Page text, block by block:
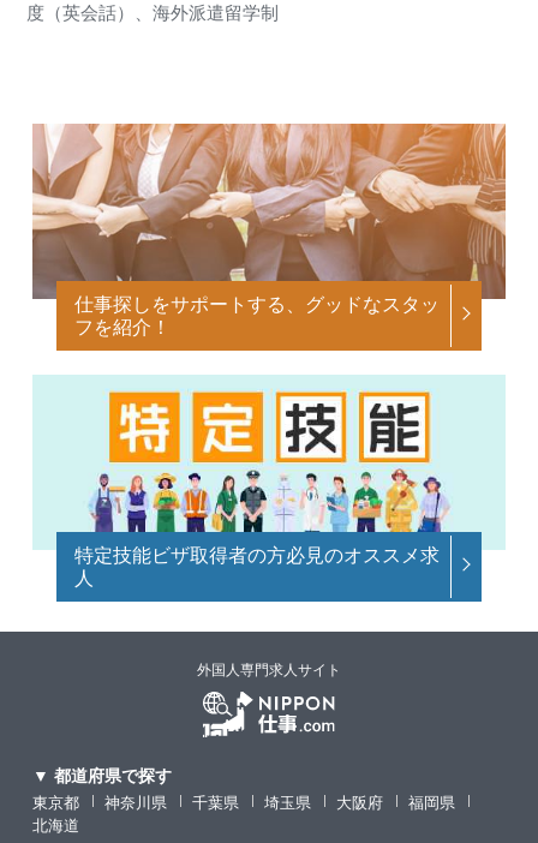
度（英会話）、海外派遣留学制
仕事探しをサポートする、グッドなスタッ
フを紹介！
特定技能ビザ取得者の方必見のオススメ求
人
外国人専門求人サイト
▼ 都道府県で探す
東京都 神奈川県 千葉県 埼玉県 大阪府
福岡県
北海道